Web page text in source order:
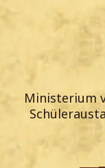
Ministerium